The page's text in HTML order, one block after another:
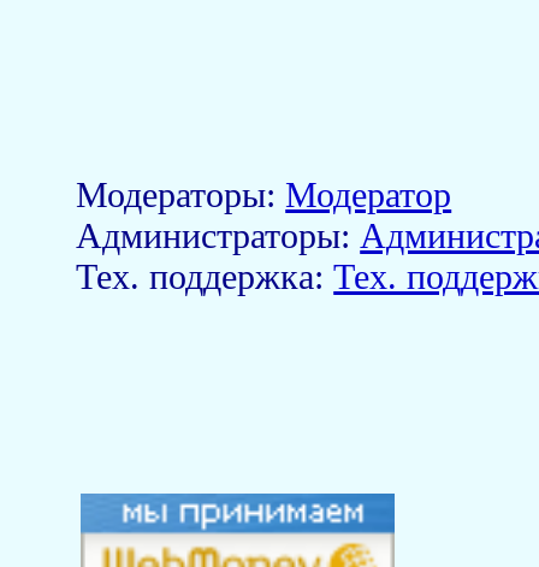
Модераторы:Модератор
Aдминистраторы:
Тех. поддержка:Тех.